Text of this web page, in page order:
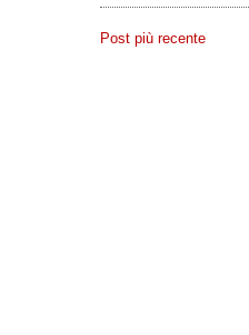
Post più recente